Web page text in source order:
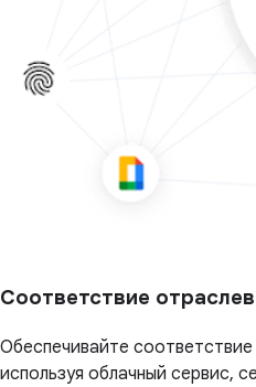
Соответствие
Обеспечивайте
используя облачный сервис,